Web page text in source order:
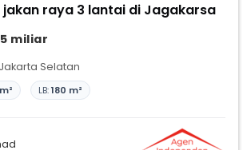
jakan raya 3 lantai di Jagakarsa
miliar
Jakarta Selatan
LB:180 m²